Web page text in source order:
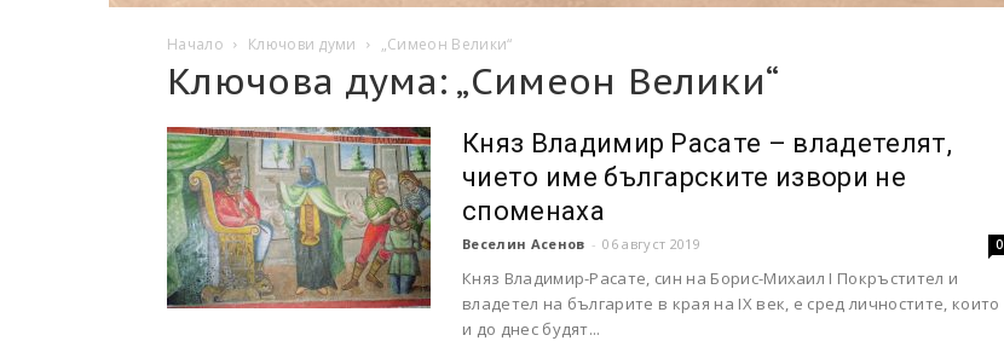
Начало Ключови думи „Симеон Велики“
Ключова дума: „Симеон Велики“
Княз Владимир Расате – владетелят,
чието име българските извори не
споменаха
Веселин Асенов - 06 август 2019 0
Княз Владимир-Расате, син на Борис-Михаил I Покръстител и
владетел на българите в края на IX век, е сред личностите, които
и до днес будят...